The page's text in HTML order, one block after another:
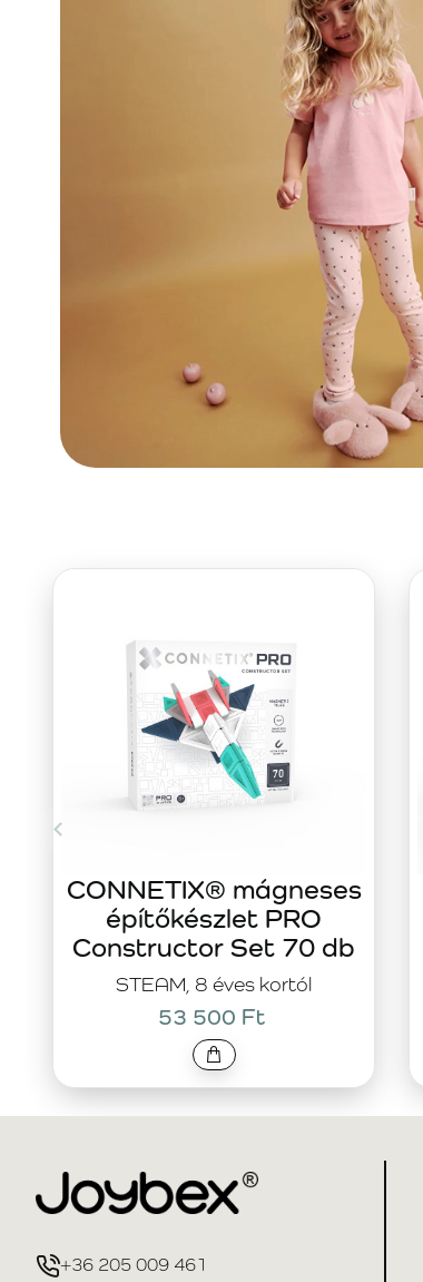
STEAM, 8 éves kortól
CONNETIX® mágneses
építőkészlet PRO
Constructor Set 70 db
53 500 Ft
+36 205 009 461